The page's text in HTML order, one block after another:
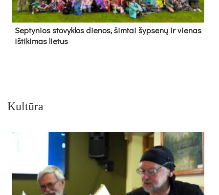
Sep­ty­nios sto­vyk­los die­nos, šim­tai šyp­se­nų ir vie­nas
iš­ti­ki­mas lie­tus
Kultūra